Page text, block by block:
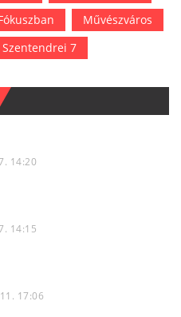
Művészváros
Szentendrei 7
14:20
14:15
17:06